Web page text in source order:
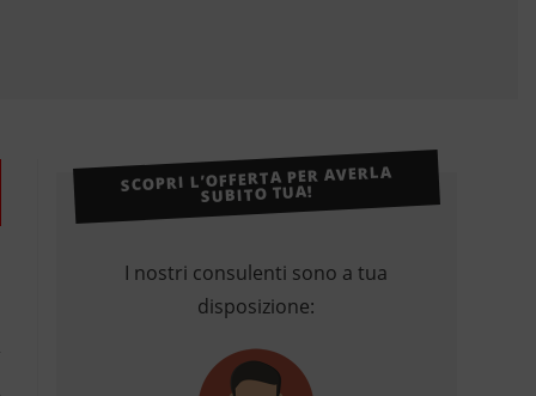
SCOPRI L’OFFERTA PER AVERLA
SUBITO TUA!
I nostri consulenti sono a tua
disposizione: